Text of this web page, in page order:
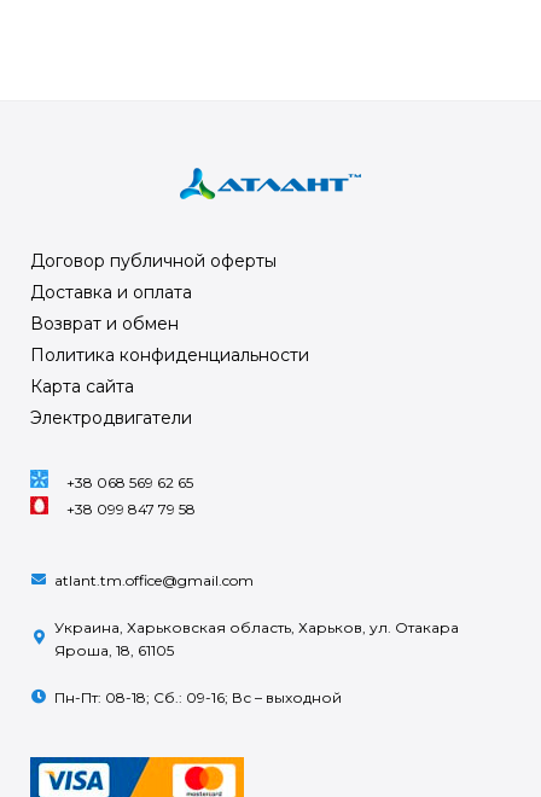
Договор публичной оферты
Доставка и оплата
Возврат и обмен
Политика конфиденциальности
Карта сайта
Электродвигатели
+38 068 569 62 65
+38 099 847 79 58
atlant.tm.office@gmail.com
Украина, Харьковская область, Харьков, ул. Отакара
Яроша, 18, 61105
Пн-Пт: 08-18; Сб.: 09-16; Вс – выходной